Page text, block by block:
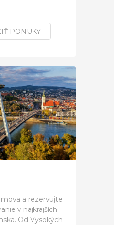
PONUKY
a rezervujte
v najkrajších
Od Vysokých